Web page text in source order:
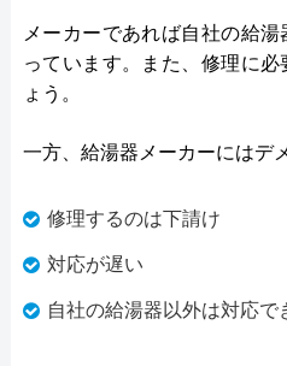
メーカーであれば自社の給
っています。また、修理に
ょう。
一方、給湯器メーカーにはデ
修理するのは下請け
対応が遅い
自社の給湯器以外は対応で